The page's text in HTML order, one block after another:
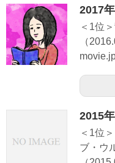
2017
＜1位
（
2015
＜1位
ブ・ウ